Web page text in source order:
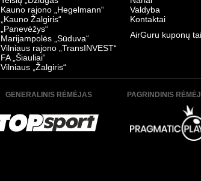
Kauno rajono „Hegelmann“
„Kauno Žalgiris“
„Panevėžys“
Marijampolės „Sūduva“
Vilniaus rajono „TransINVEST“
FA „Šiauliai“
Vilniaus „Žalgiris“
Valdyba
Kontaktai
AirGuru kuponų
GENERALINIS RĖMĖJAS PAGRINDINIS